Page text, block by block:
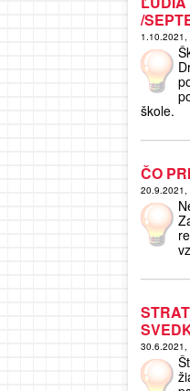
/
1.10.2021,
škole.
ČO
20.9.2021,
30.6.2021,